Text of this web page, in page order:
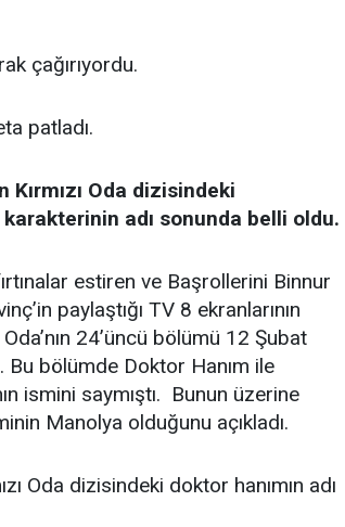
çağırıyordu.
patladı.
Kırmızı Oda dizisindeki
adı sonunda belli oldu.
estiren ve Başrollerini Binnur
paylaştığı TV 8 ekranlarının
24’üncü bölümü 12 Şubat
Bu bölümde Doktor Hanım ile
ismini saymıştı. Bunun üzerine
Manolya olduğunu açıkladı.
Oda dizisindeki doktor hanımın adı